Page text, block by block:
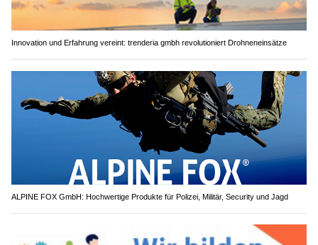
Innovation und Erfahrung vereint: trenderia gmbh revolutioniert Drohneneinsätze
ALPINE FOX GmbH: Hochwertige Produkte für Polizei, Militär, Security und Jagd